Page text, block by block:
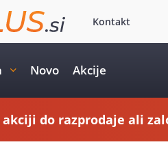
Kontakt
Novo Akcije
do razprodaje ali